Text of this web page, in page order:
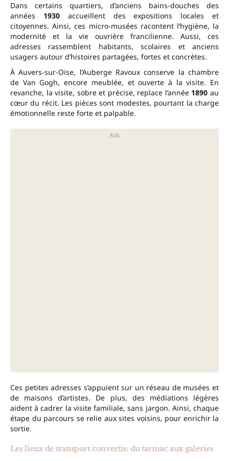
Dans certains quartiers, d’anciens bains-douches des
années 1930accueillent des expositions locales et
citoyennes. Ainsi, ces micro-musées racontent l’hygiène, la
modernité et la vie ouvrière francilienne. Aussi, ces
adresses rassemblent habitants, scolaires et anciens
usagers autour d’histoires partagées, fortes et concrètes.
À Auvers-sur-Oise, l’Auberge Ravoux conserve la chambre
de Van Gogh, encore meublée, et ouverte à la visite. En
revanche, la visite, sobre et précise, replace l’année 1890 au
cœur du récit. Les pièces sont modestes, pourtant la charge
émotionnelle reste forte et palpable.
Ces petites adresses s’appuient sur un réseau de musées et
de maisons d’artistes. De plus, des médiations légères
aident à cadrer la visite familiale, sans jargon. Ainsi, chaque
étape du parcours se relie aux sites voisins, pour enrichir la
sortie.
Les lieux de transport convertis: du tarmac aux galeries